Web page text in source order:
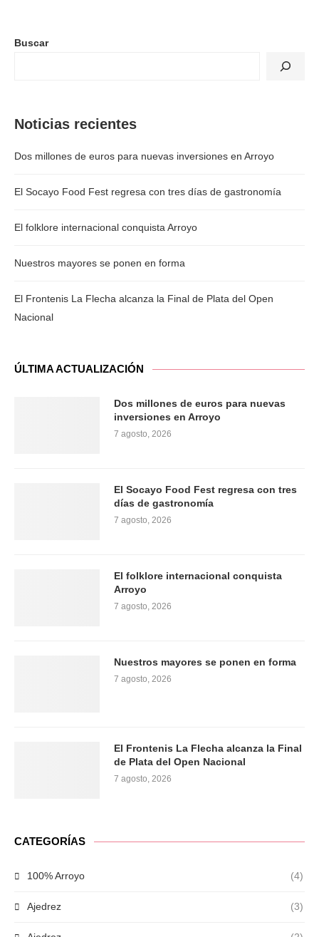
Buscar
Noticias recientes
Dos millones de euros para nuevas inversiones en Arroyo
El Socayo Food Fest regresa con tres días de gastronomía
El folklore internacional conquista Arroyo
Nuestros mayores se ponen en forma
El Frontenis La Flecha alcanza la Final de Plata del Open
Nacional
ÚLTIMA ACTUALIZACIÓN
Dos millones de euros para nuevas
inversiones en Arroyo
7 agosto, 2026
El Socayo Food Fest regresa con tres
días de gastronomía
7 agosto, 2026
El folklore internacional conquista
Arroyo
7 agosto, 2026
Nuestros mayores se ponen en forma
7 agosto, 2026
El Frontenis La Flecha alcanza la Final
de Plata del Open Nacional
7 agosto, 2026
CATEGORÍAS
100% Arroyo (4)
Ajedrez (3)